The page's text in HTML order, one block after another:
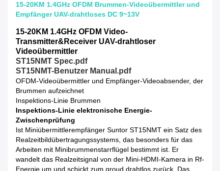
15-20KM 1.4GHz OFDM Brummen-Videoübermittler und
Empfänger UAV-drahtloses DC 9~13V
15-20KM 1.4GHz OFDM Video-
Transmitter&Receiver UAV-drahtloser
Videoübermittler
ST15NMT Spec.pdf
ST15NMT-Benutzer Manual.pdf
OFDM-Videoübermittler und Empfänger-Videoabsender, der
Brummen aufzeichnet
Inspektions-Linie Brummen
Inspektions-Linie elektronische Energie-
Zwischenprüfung
Ist Miniübermittlerempfänger Suntor ST15NMT ein Satz des
Realzeitbildübertragungssystems, das besonders für das
Arbeiten mit Minibrummenstarrflügel bestimmt ist. Er
wandelt das Realzeitsignal von der Mini-HDMI-Kamera in Rf-
Energie um und schickt zum groud drahtlos zurück. Das